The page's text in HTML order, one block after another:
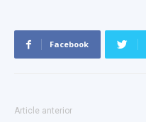
Facebook
Article anterior